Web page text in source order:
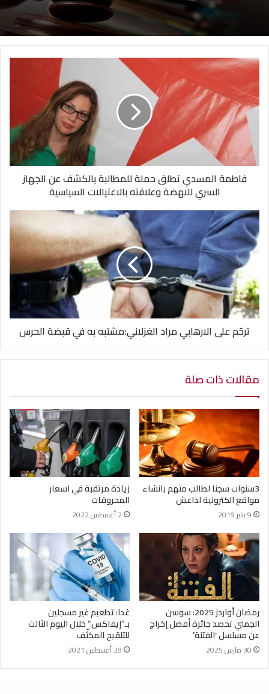
فاطمة المسدي تطلق حملة للمطالبة بالكشف عن الجهاز
السري للنهضة وعلاقته بالاغتيالات السياسية
ترحّم على الارهابي مراد الغزلاني:مشتبه به في قبضة الحرس
مقالات ذات صلة
3سنوات سجنا لطالب متهم بانشاء
مواقع الكترونية لداعش
9 يناير 2019
زيادة مرتقبة في اسعار
المحروقات
2 أغسطس 2022
رمضان أواردز 2025: سوسن
الجمني تحصد جائزة أفضل إخراج
عن مسلسل ‘الفتنة’
30 مارس 2025
غدا: تطعيم غير مسجلين
بـ”إيفاكس” خلال اليوم الثالث
للتلقيح المكثّف
28 أغسطس 2021